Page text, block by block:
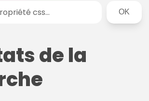
Rechercher
de la